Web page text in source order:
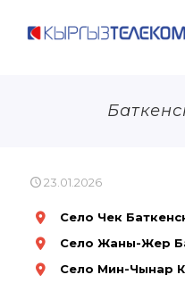
23.01.2026
Село Чек
Село Жаны-Жер
Село Мин-Чынар